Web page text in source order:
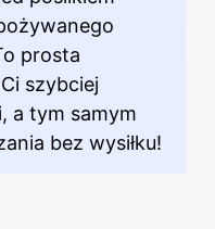
prosta
szybciej
a tym samym
bez wysiłku!